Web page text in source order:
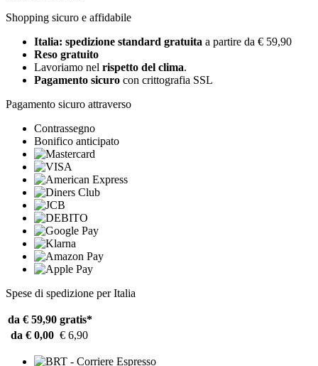
Shopping sicuro e affidabile
Italia: spedizione standard gratuita a partire da € 59,90
Reso gratuito
Lavoriamo nel rispetto del clima.
Pagamento sicuro con crittografia SSL
Pagamento sicuro attraverso
Contrassegno
Bonifico anticipato
Spese di spedizione per Italia
da € 59,90 gratis*
da € 0,00 € 6,90